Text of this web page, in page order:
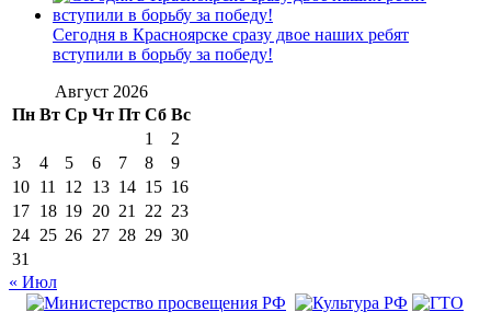
Сегодня в Красноярске сразу двое наших ребят
вступили в борьбу за победу!
Август 2026
Пн Вт Ср Чт Пт Сб Вс
1
2
3
4 5 6 7 8
9
10 11 12 13 14 15 16
17 18 19 20 21 22 23
24 25 26 27 28 29 30
31
« Июл